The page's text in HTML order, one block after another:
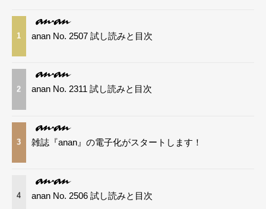
1 anan No. 2507 試し読みと目次
2 anan No. 2311 試し読みと目次
3 雑誌『anan』の電子化がスタートします！
4 anan No. 2506 試し読みと目次